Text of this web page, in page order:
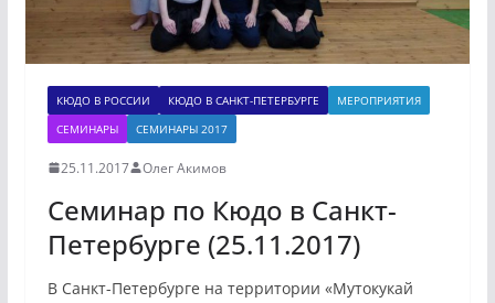
КЮДО В РОССИИ КЮДО В САНКТ-ПЕТЕРБУРГЕ
МЕРОПРИЯТИЯ
СЕМИНАРЫ
СЕМИНАРЫ 2017
25.11.2017 Олег Акимов
Семинар по Кюдо в Санкт-
Петербурге (25.11.2017)
В Санкт-Петербурге на территории «Мутокукай